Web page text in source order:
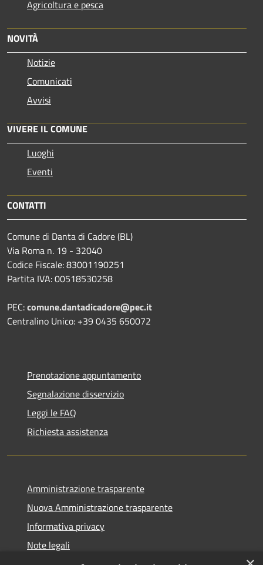
Agricoltura e pesca
NOVITÀ
Notizie
Comunicati
Avvisi
VIVERE IL COMUNE
Luoghi
Eventi
CONTATTI
Comune di Danta di Cadore (BL)
Via Roma n. 19 - 32040
Codice Fiscale: 83001190251
Partita IVA: 00518530258
PEC:comune.dantadicadore@pec.it
Centralino Unico: +39 0435 650072
Prenotazione appuntamento
Segnalazione disservizio
Leggi le FAQ
Richiesta assistenza
Amministrazione trasparente
Nuova Amministrazione trasparente
Informativa privacy
Note legali